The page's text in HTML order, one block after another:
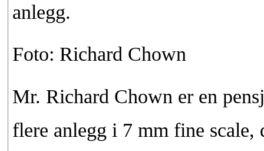
anlegg.
Foto: Richard Chown
Mr. Richard Chown er en
flere anlegg i 7 mm fine